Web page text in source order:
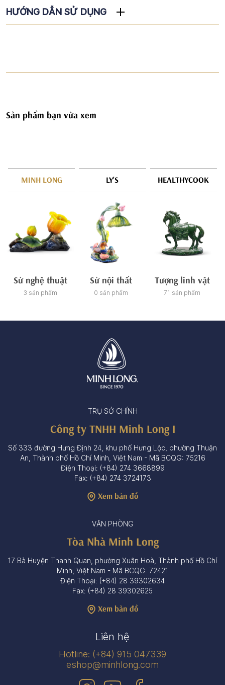
HƯỚNG DẪN SỬ DỤNG
Sản phẩm bạn vừa xem
MINH LONG LY'S HEALTHYCOOK
Sứ nghệ thuật
3 sản phẩm
Sứ nội thất
0 sản phẩm
Tượng linh vật
71 sản phẩm
TRỤ SỞ CHÍNH
Công ty TNHH Minh Long I
Số 333 đường Hưng Định 24, khu phố Hưng Lộc, phường Thuận
An, Thành phố Hồ Chí Minh, Việt Nam - Mã BCQG: 75216
Điện Thoại: (+84) 274 3668899
Fax: (+84) 274 3724173
Xem bản đồ
VĂN PHÒNG
Tòa Nhà Minh Long
17 Bà Huyện Thanh Quan, phường Xuân Hoà, Thành phố Hồ Chí
Minh, Việt Nam - Mã BCQG: 72421
Điện Thoại: (+84) 28 39302634
Fax: (+84) 28 39302625
Xem bản đồ
Liên hệ
Hotline: (+84) 915 047339
eshop@minhlong.com